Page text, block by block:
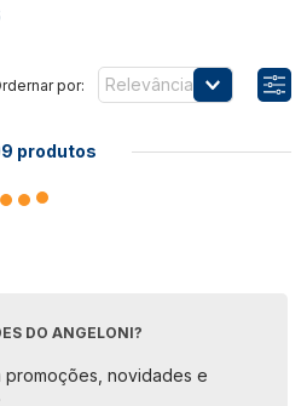
Relevância
produtos
DO ANGELONI?
novidades e